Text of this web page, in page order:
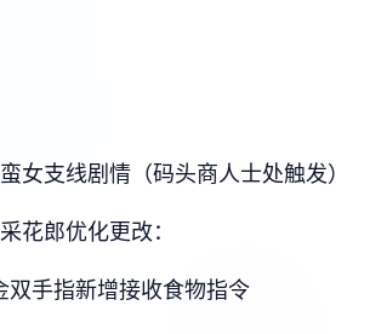
女支线剧情（码头商人士处触发）
花郎优化更改：
双手指新增接收食物指令